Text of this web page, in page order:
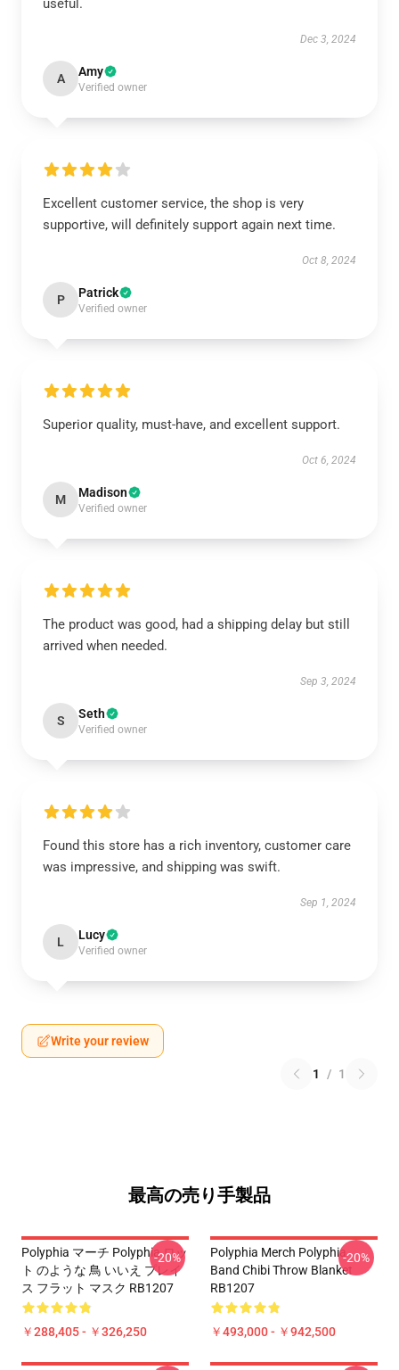
useful.
Dec 3, 2024
A Amy
Verified owner
Excellent customer service, the shop is very
supportive, will definitely support again next time.
Oct 8, 2024
P Patrick
Verified owner
Superior quality, must-have, and excellent support.
Oct 6, 2024
M Madison
Verified owner
The product was good, had a shipping delay but still
arrived when needed.
Sep 3, 2024
S Seth
Verified owner
Found this store has a rich inventory, customer care
was impressive, and shipping was swift.
Sep 1, 2024
L Lucy
Verified owner
Write your review
1 / 1
最高の売り手製品
Polyphia マーチ Polyphia ロッ
ト のような 鳥 いいえ プレイ
ス フラット マスク RB1207
￥288,405 - ￥326,250
-20%
Polyphia Merch Polyphia
Band Chibi Throw Blanket
RB1207
￥493,000 - ￥942,500
-20%